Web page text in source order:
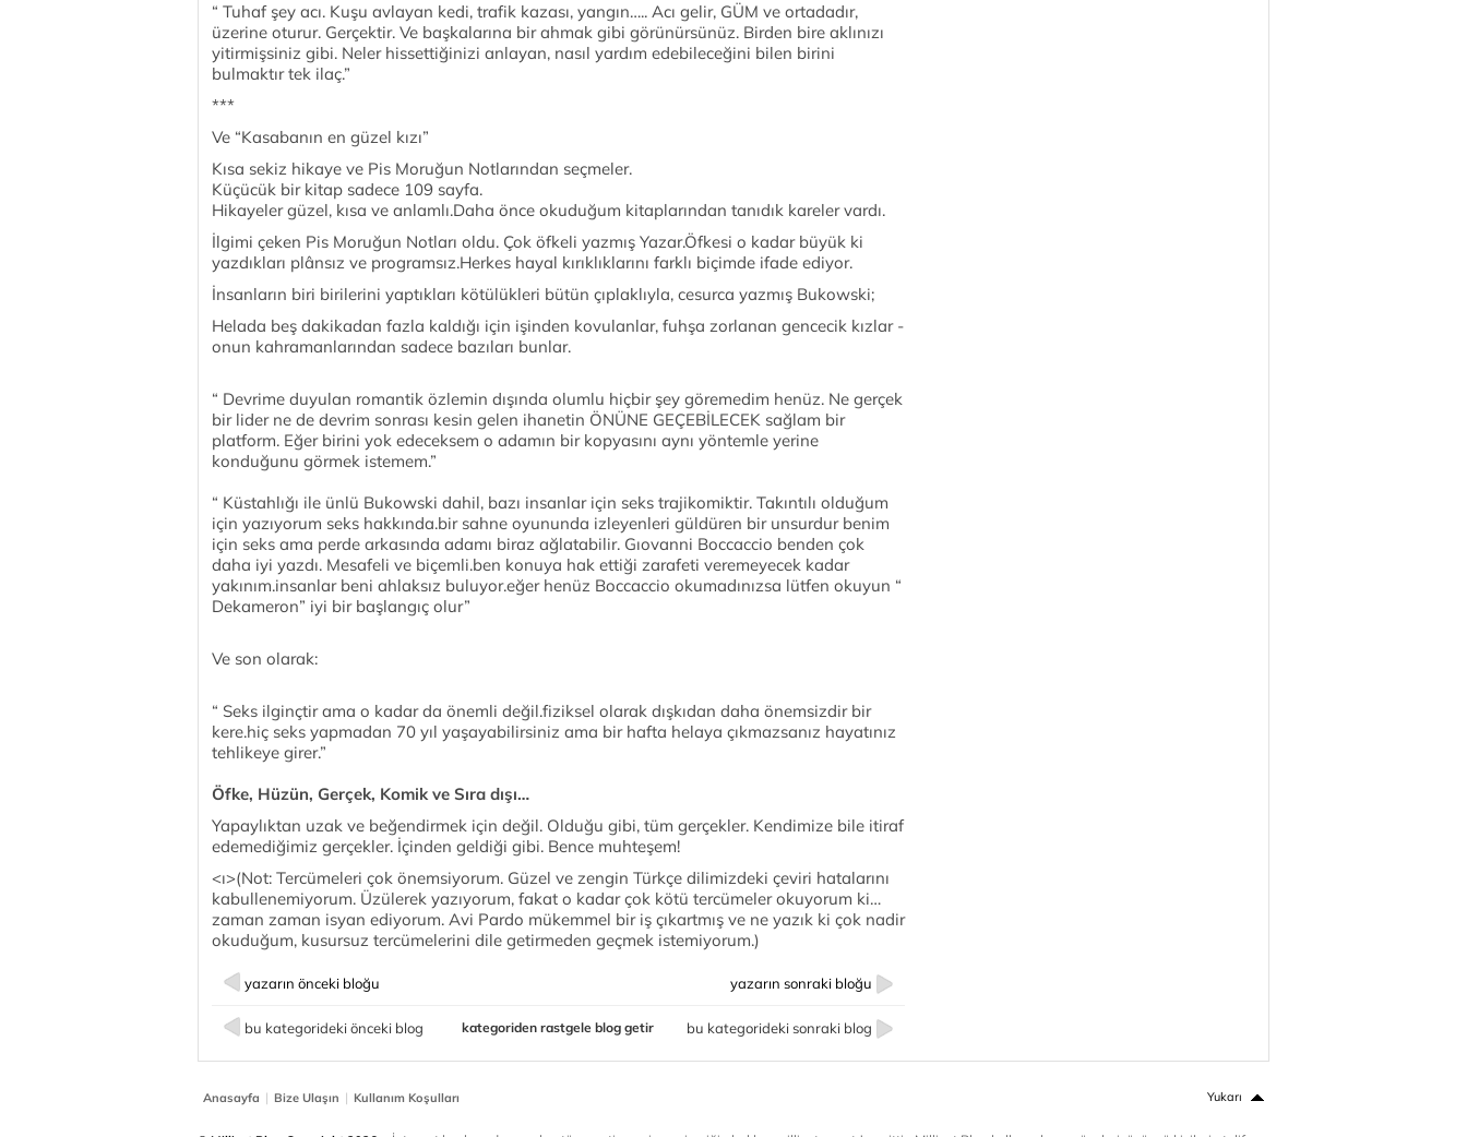
“ Tuhaf şey acı. Kuşu avlayan kedi, trafik kazası, yangın….. Acı gelir, GÜM ve ortadadır,
üzerine oturur. Gerçektir. Ve başkalarına bir ahmak gibi görünürsünüz. Birden bire aklınızı
yitirmişsiniz gibi. Neler hissettiğinizi anlayan, nasıl yardım edebileceğini bilen birini
bulmaktır tek ilaç.”
***
Ve “Kasabanın en güzel kızı”
Kısa sekiz hikaye ve Pis Moruğun Notlarından seçmeler.
Küçücük bir kitap sadece 109 sayfa.
Hikayeler güzel, kısa ve anlamlı.Daha önce okuduğum kitaplarından tanıdık kareler vardı.
İlgimi çeken Pis Moruğun Notları oldu. Çok öfkeli yazmış Yazar.Öfkesi o kadar büyük ki
yazdıkları plânsız ve programsız.Herkes hayal kırıklıklarını farklı biçimde ifade ediyor.
İnsanların biri birilerini yaptıkları kötülükleri bütün çıplaklıyla, cesurca yazmış Bukowski;
Helada beş dakikadan fazla kaldığı için işinden kovulanlar, fuhşa zorlanan gencecik kızlar -
onun kahramanlarından sadece bazıları bunlar.
“ Devrime duyulan romantik özlemin dışında olumlu hiçbir şey göremedim henüz. Ne gerçek
bir lider ne de devrim sonrası kesin gelen ihanetin ÖNÜNE GEÇEBİLECEK sağlam bir
platform. Eğer birini yok edeceksem o adamın bir kopyasını aynı yöntemle yerine
konduğunu görmek istemem.”
“ Küstahlığı ile ünlü Bukowski dahil, bazı insanlar için seks trajikomiktir. Takıntılı olduğum
için yazıyorum seks hakkında.bir sahne oyununda izleyenleri güldüren bir unsurdur benim
için seks ama perde arkasında adamı biraz ağlatabilir. Gıovanni Boccaccio benden çok
daha iyi yazdı. Mesafeli ve biçemli.ben konuya hak ettiği zarafeti veremeyecek kadar
yakınım.insanlar beni ahlaksız buluyor.eğer henüz Boccaccio okumadınızsa lütfen okuyun “
Dekameron” iyi bir başlangıç olur”
Ve son olarak:
“ Seks ilginçtir ama o kadar da önemli değil.fiziksel olarak dışkıdan daha önemsizdir bir
kere.hiç seks yapmadan 70 yıl yaşayabilirsiniz ama bir hafta helaya çıkmazsanız hayatınız
tehlikeye girer.”
Öfke, Hüzün, Gerçek, Komik ve Sıra dışı…
Yapaylıktan uzak ve beğendirmek için değil. Olduğu gibi, tüm gerçekler. Kendimize bile itiraf
edemediğimiz gerçekler. İçinden geldiği gibi. Bence muhteşem!
<ı>(Not: Tercümeleri çok önemsiyorum. Güzel ve zengin Türkçe dilimizdeki çeviri hatalarını
kabullenemiyorum. Üzülerek yazıyorum, fakat o kadar çok kötü tercümeler okuyorum ki…
zaman zaman isyan ediyorum. Avi Pardo mükemmel bir iş çıkartmış ve ne yazık ki çok nadir
okuduğum, kusursuz tercümelerini dile getirmeden geçmek istemiyorum.)
yazarın önceki bloğu yazarın sonraki bloğu
bu kategorideki önceki blog bu kategorideki sonraki blog
kategoriden rastgele blog getir
Anasayfa | Bize Ulaşın | Kullanım Koşulları Yukarı